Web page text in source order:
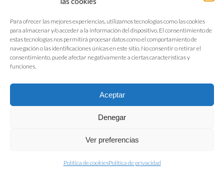
Para ofrecer las mejores experiencias, utilizamos tecnologías como las cookies
para almacenar y/o acceder a la información del dispositivo. El consentimiento de
estas tecnologías nos permitirá procesar datos como el comportamiento de
navegación o las identificaciones únicas en este sitio. No consentir o retirar el
consentimiento, puede afectar negativamente a ciertas características y
funciones.
Aceptar
Denegar
Ver preferencias
Política de cookiesPolítica de privacidad
FIAB Federación Española de Industrias de la Alimentación y Bebidas